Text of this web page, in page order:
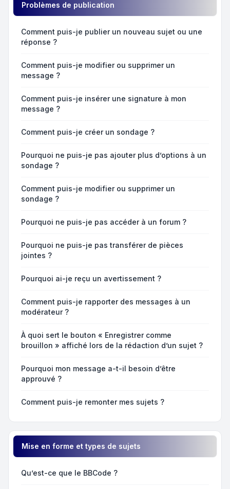
Problèmes de publication
Comment puis-je publier un nouveau sujet ou une
réponse ?
Comment puis-je modifier ou supprimer un
message ?
Comment puis-je insérer une signature à mon
message ?
Comment puis-je créer un sondage ?
Pourquoi ne puis-je pas ajouter plus d’options à un
sondage ?
Comment puis-je modifier ou supprimer un
sondage ?
Pourquoi ne puis-je pas accéder à un forum ?
Pourquoi ne puis-je pas transférer de pièces
jointes ?
Pourquoi ai-je reçu un avertissement ?
Comment puis-je rapporter des messages à un
modérateur ?
À quoi sert le bouton « Enregistrer comme
brouillon » affiché lors de la rédaction d’un sujet ?
Pourquoi mon message a-t-il besoin d’être
approuvé ?
Comment puis-je remonter mes sujets ?
Mise en forme et types de sujets
Qu’est-ce que le BBCode ?